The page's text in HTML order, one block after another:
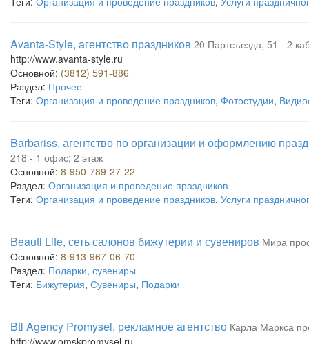
Avanta-Style, агентство праздников 20 Партсъезда, 51 - 2
http://www.avanta-style.ru
Основной: (3812) 591-886
Раздел: Прочее
Теги: Организация и проведение праздников, Фотостудии,
Barbariss, агентство по организации и оформлению
218 - 1 офис; 2 этаж
Основной: 8-950-789-27-22
Раздел: Организация и проведение праздников
Теги: Организация и проведение праздников, Услуги
Beauti Life, сеть салонов бижутерии и сувениров Мира
Основной: 8-913-967-06-70
Раздел: Подарки, сувениры
Теги: Бижутерия, Сувениры, Подарки
Btl Agency Promysel, рекламное агентство Карла Маркса
http://www.omskpromysel.ru